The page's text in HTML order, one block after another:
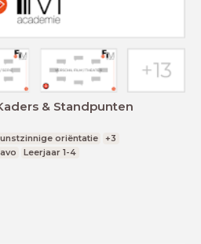
& Standpunten
oriëntatie
+3
Leerjaar 1-4